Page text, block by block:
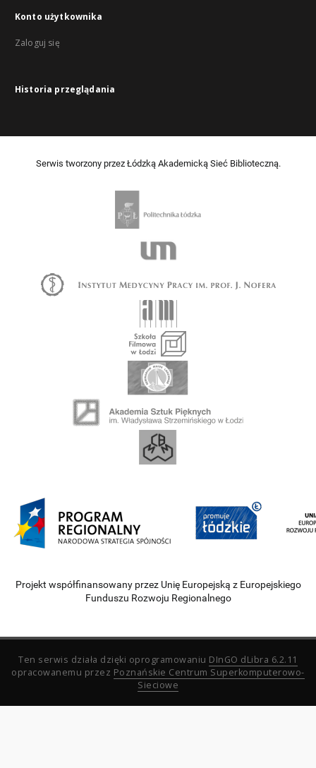
Konto użytkownika
Zaloguj się
Historia przeglądania
Serwis tworzony przez Łódzką Akademicką Sieć Biblioteczną.
Projekt współfinansowany przez Unię Europejską z Europejskiego
Funduszu Rozwoju Regionalnego
Ten serwis działa dzięki oprogramowaniu DInGO dLibra 6.2.11
opracowanemu przez Poznańskie Centrum Superkomputerowo-
Sieciowe